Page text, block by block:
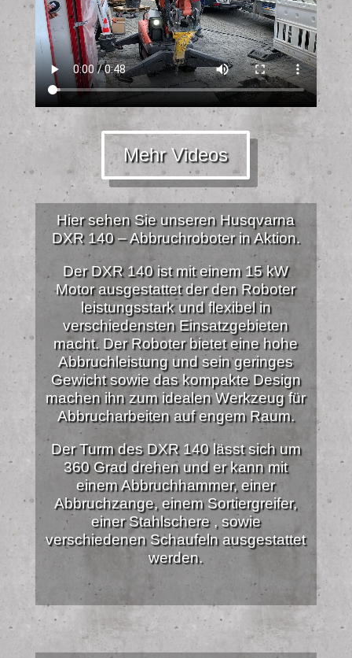
Mehr Videos
Hier sehen Sie unseren Husqvarna
DXR 140 – Abbruchroboter in Aktion.
Der DXR 140 ist mit einem 15 kW
Motor ausgestattet der den Roboter
leistungsstark und flexibel in
verschiedensten Einsatzgebieten
macht. Der Roboter bietet eine hohe
Abbruchleistung und sein geringes
Gewicht sowie das kompakte Design
machen ihn zum idealen Werkzeug für
Abbrucharbeiten auf engem Raum.
Der Turm des DXR 140 lässt sich um
360 Grad drehen und er kann mit
einem Abbruchhammer, einer
Abbruchzange, einem Sortiergreifer,
einer Stahlschere , sowie
verschiedenen Schaufeln ausgestattet
werden.